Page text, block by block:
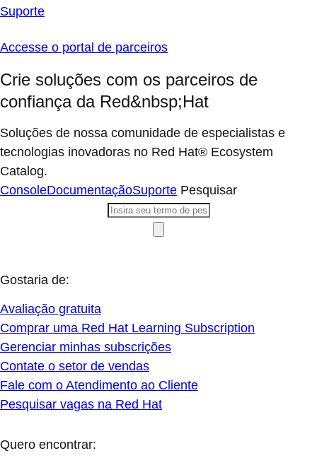
Suporte
Accesse o portal de parceiros
Crie soluções com os parceiros de
confiança da Red&nbsp;Hat
Soluções de nossa comunidade de especialistas e
tecnologias inovadoras no Red Hat® Ecosystem
Catalog.
ConsoleDocumentaçãoSuporte Pesquisar
Gostaria de:
Avaliação gratuita
Comprar uma Red Hat Learning Subscription
Gerenciar minhas subscrições
Contate o setor de vendas
Fale com o Atendimento ao Cliente
Pesquisar vagas na Red Hat
Quero encontrar: